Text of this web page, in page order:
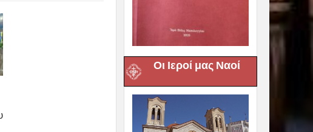
Οι Ιεροί μας Ναοί